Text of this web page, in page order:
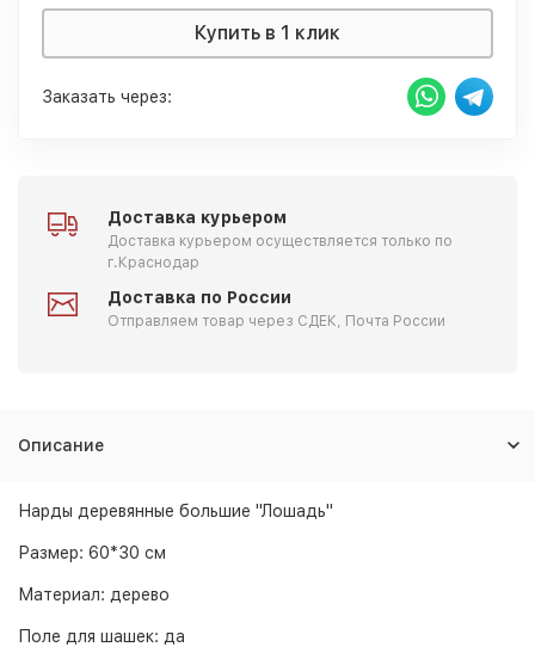
Купить в 1 клик
Заказать через:
Доставка курьером
Доставка курьером осуществляется только по
г.Краснодар
Доставка по России
Отправляем товар через СДЕК, Почта России
Описание
Нарды деревянные большие "Лошадь"
Размер: 60*30 см
Материал: дерево
Поле для шашек: да